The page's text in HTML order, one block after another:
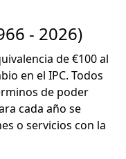
- 2026)
de €100 al
en el IPC. Todos
de poder
cada año se
o servicios con la